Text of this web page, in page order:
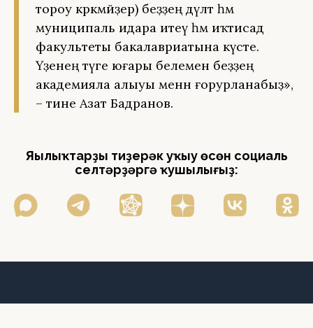
тороу кәрәкмәйҙер) беҙҙең дәүләт һәм
муниципаль идара итеү һәм иҡтисад
факультеты бакалавриатына күсте.
Үҙенең тәүге юғары белемен беҙҙең
академияла алыуы менән ғорурланабыҙ»,
– тине Азат Бадранов.
Яңылыҡтарҙы тиҙерәк уҡыу өсөн социаль
селтәрҙәргә ҡушылығыҙ: